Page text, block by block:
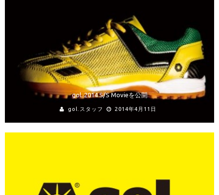
gol. 2014 S/S Movieを公開
gol.スタッフ 2014年4月11日